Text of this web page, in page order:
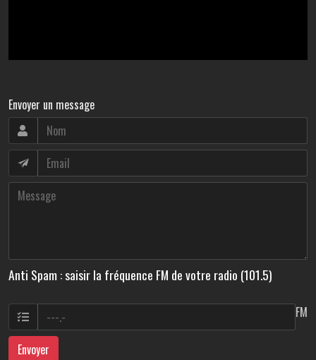
Envoyer un message
Anti Spam : saisir la fréquence FM de votre radio (101.5)
FM
Envoyer